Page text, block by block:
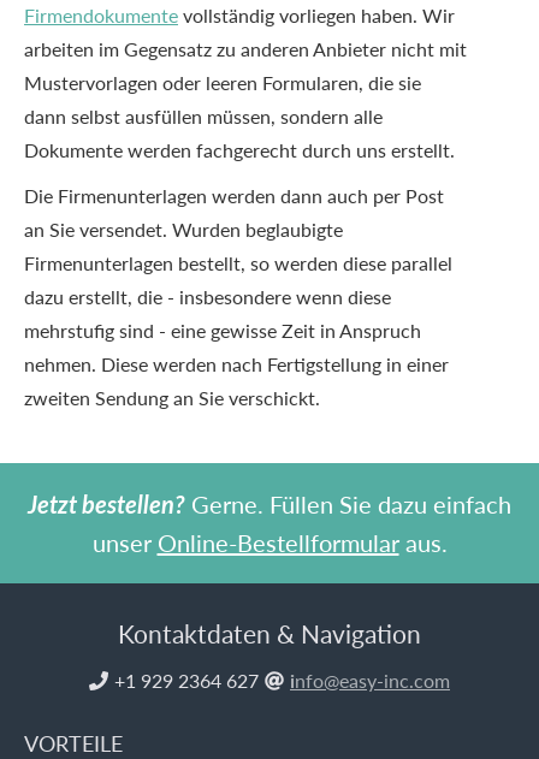
Firmendokumentevollständig vorliegen haben. Wir
arbeiten im Gegensatz zu anderen Anbieter nicht mit
Mustervorlagen oder leeren Formularen, die sie
dann selbst ausfüllen müssen, sondern alle
Dokumente werden fachgerecht durch uns erstellt.
Die Firmenunterlagen werden dann auch per Post
an Sie versendet. Wurden beglaubigte
Firmenunterlagen bestellt, so werden diese parallel
dazu erstellt, die - insbesondere wenn diese
mehrstufig sind - eine gewisse Zeit in Anspruch
nehmen. Diese werden nach Fertigstellung in einer
zweiten Sendung an Sie verschickt.
Jetzt bestellen? Gerne. Füllen Sie dazu einfach
unser Online-Bestellformularaus.
Kontaktdaten & Navigation
 +1 929 2364 627  info@easy-inc.com
VORTEILE